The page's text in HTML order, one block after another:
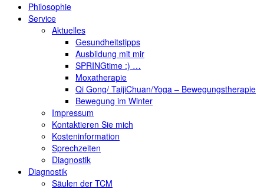
Philosophie
Service
Aktuelles
Gesundheitstipps
Ausbildung mit mir
SPRINGtime :) …
Moxatherapie
Qi Gong/ TaijiChuan/Yoga – Bewegungstherapie
Bewegung im Winter
Impressum
Kontaktieren Sie mich
Kosteninformation
Sprechzeiten
Diagnostik
Diagnostik
Säulen der TCM